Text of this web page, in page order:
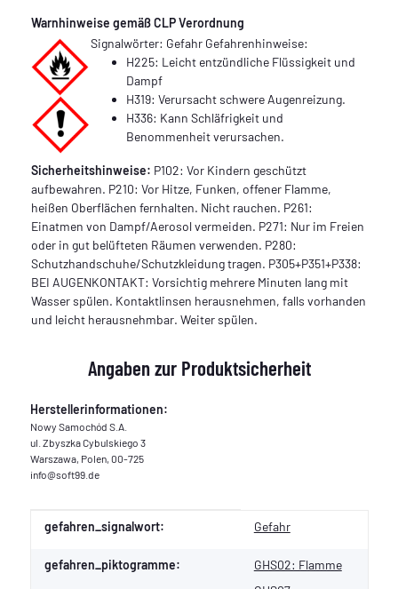
Warnhinweise gemäß CLP Verordnung
Signalwörter: Gefahr Gefahrenhinweise:
H225: Leicht entzündliche Flüssigkeit und
Dampf
H319: Verursacht schwere Augenreizung.
H336: Kann Schläfrigkeit und
Benommenheit verursachen.
Sicherheitshinweise: P102: Vor Kindern geschützt
aufbewahren. P210: Vor Hitze, Funken, offener Flamme,
heißen Oberflächen fernhalten. Nicht rauchen. P261:
Einatmen von Dampf/Aerosol vermeiden. P271: Nur im Freien
oder in gut belüfteten Räumen verwenden. P280:
Schutzhandschuhe/Schutzkleidung tragen. P305+P351+P338:
BEI AUGENKONTAKT: Vorsichtig mehrere Minuten lang mit
Wasser spülen. Kontaktlinsen herausnehmen, falls vorhanden
und leicht herausnehmbar. Weiter spülen.
Angaben zur Produktsicherheit
Herstellerinformationen:
Nowy Samochód S.A.
ul. Zbyszka Cybulskiego 3
Warszawa, Polen, 00-725
info@soft99.de
Produkteigenschaft
Wert
gefahren_signalwort: Gefahr
gefahren_piktogramme:
GHS02: Flamme